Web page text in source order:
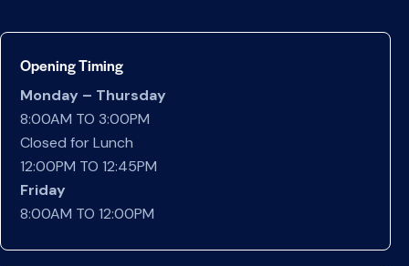
Opening Timing
Monday – Thursday
8:00AM TO 3:00PM
Closed for Lunch
12:00PM TO 12:45PM
Friday
8:00AM TO 12:00PM